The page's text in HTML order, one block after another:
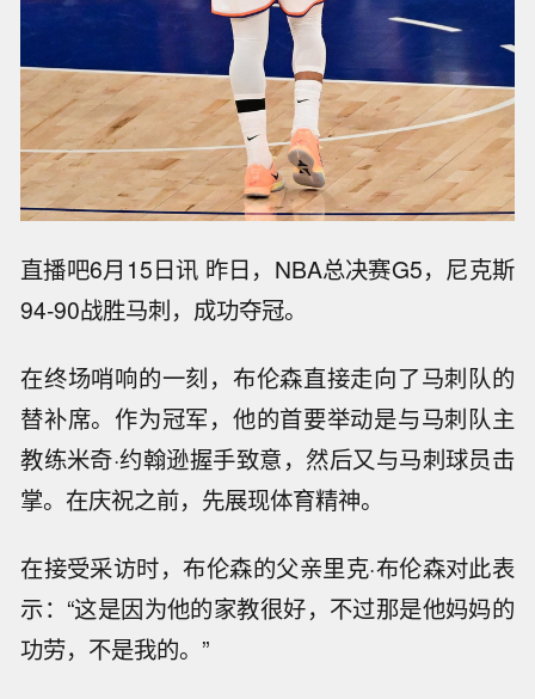
直播吧6月15日讯 昨日，NBA总决赛G5，尼克斯
94-90战胜马刺，成功夺冠。
在终场哨响的一刻，布伦森直接走向了马刺队的
替补席。作为冠军，他的首要举动是与马刺队主
教练米奇·约翰逊握手致意，然后又与马刺球员击
掌。在庆祝之前，先展现体育精神。
在接受采访时，布伦森的父亲里克·布伦森对此表
示：“这是因为他的家教很好，不过那是他妈妈的
功劳，不是我的。”